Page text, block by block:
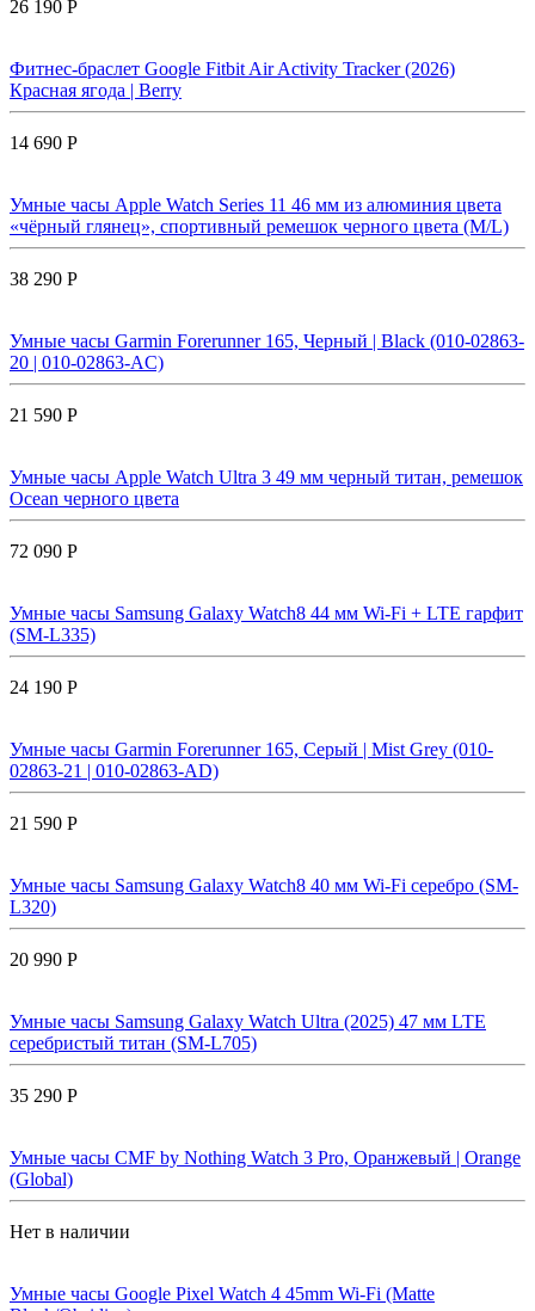
26 190 Р
Фитнес-браслет Google Fitbit Air Activity Tracker (2026)
Красная ягода | Berry
14 690 Р
Умные часы Apple Watch Series 11 46 мм из алюминия цвета
«чёрный глянец», спортивный ремешок черного цвета (M/L)
38 290 Р
Умные часы Garmin Forerunner 165, Черный | Black (010-02863-
20 | 010-02863-AC)
21 590 Р
Умные часы Apple Watch Ultra 3 49 мм черный титан, ремешок
Ocean черного цвета
72 090 Р
Умные часы Samsung Galaxy Watch8 44 мм Wi-Fi + LTE гарфит
(SM-L335)
24 190 Р
Умные часы Garmin Forerunner 165, Серый | Mist Grey (010-
02863-21 | 010-02863-AD)
21 590 Р
Умные часы Samsung Galaxy Watch8 40 мм Wi-Fi серебро (SM-
L320)
20 990 Р
Умные часы Samsung Galaxy Watch Ultra (2025) 47 мм LTE
серебристый титан (SM-L705)
35 290 Р
Умные часы CMF by Nothing Watch 3 Pro, Оранжевый | Orange
(Global)
Нет в наличии
Умные часы Google Pixel Watch 4 45mm Wi-Fi (Matte